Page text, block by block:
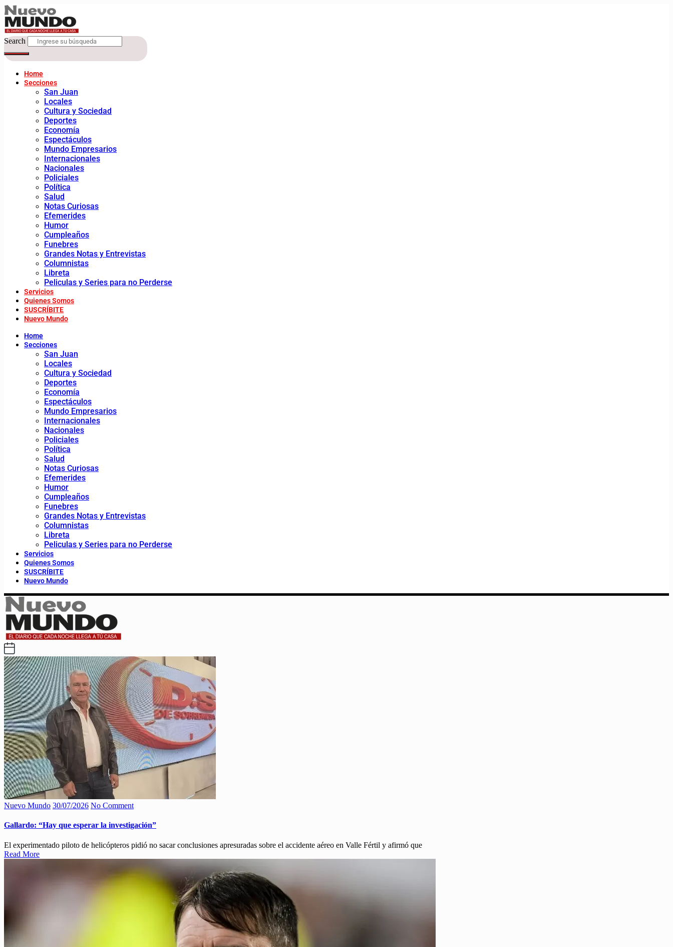
Search
Home
Secciones
San Juan
Locales
Cultura y Sociedad
Deportes
Economía
Espectáculos
Mundo Empresarios
Internacionales
Nacionales
Policiales
Política
Salud
Notas Curiosas
Efemerides
Humor
Cumpleaños
Funebres
Grandes Notas y Entrevistas
Columnistas
Libreta
Peliculas y Series para no Perderse
Servicios
Quienes Somos
SUSCRÍBITE
Nuevo Mundo
Home
Secciones
San Juan
Locales
Cultura y Sociedad
Deportes
Economía
Espectáculos
Mundo Empresarios
Internacionales
Nacionales
Policiales
Política
Salud
Notas Curiosas
Efemerides
Humor
Cumpleaños
Funebres
Grandes Notas y Entrevistas
Columnistas
Libreta
Peliculas y Series para no Perderse
Servicios
Quienes Somos
SUSCRÍBITE
Nuevo Mundo
Nuevo Mundo 30/07/2026 No Comment
Gallardo: “Hay que esperar la investigación”
El experimentado piloto de helicópteros pidió no sacar conclusiones apresuradas sobre el accidente aéreo en Valle Fértil y afirmó que
Read More